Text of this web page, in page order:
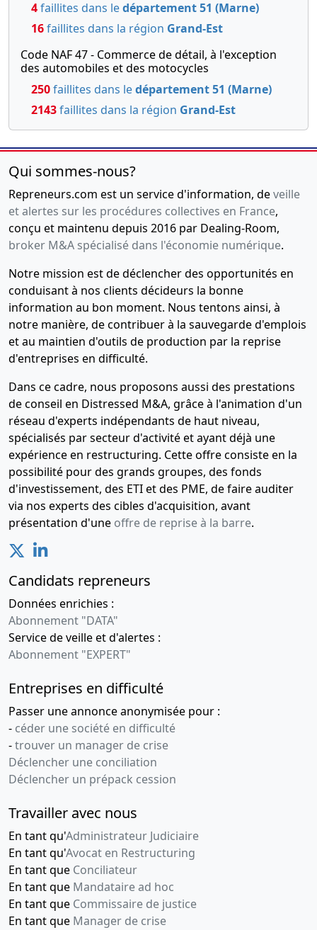
19-06-2007
Acte sous seing privé,
Divers
DONATION) , PROCES
VERBAL D'ASSEMBLEE
GENERALE EXTRAORDINAIRE
CO-GERANT(S) agrément
cession de parts sociales
modification statutaire
Céline , STATUTS A JOUR
05/06/2007
11-10-2006 Divers
PROCES VERBAL
D'ASSEMBLEE GENERALE
01/06/2006 TRANSFERT DU
SIEGE SOCIAL ANC.SIEGE : 35
AVE GERARD YVON 41100
VENDOME NOUVEAU SIEGE :
31AVE DU 29 AOUT 1944
51430 TINQUEUX ,
STATUTAIRE(S) ANC.SIEGE :
35 AVE GERARD YVON 41100
VENDOME NOUVEAU SIEGE :
31AVE DU 29 AOUT 1944
51430 TINQUEUX , LISTE DES
SIEGES SOCIAUX
ANTERIEURS 29/05/2006 ,
STATUTS A JOUR 01/06/2006 .
22-04-2005
Divers
20-08-2004
20-08-2004
06-02-2002
Divers
29-06-1999
Divers
4faillites dans ledépartement 51 (Marne)
16faillites dans la région Grand-Est
Code NAF 47 - Commerce de détail, à l'exception
des automobiles et des motocycles
250faillites dans ledépartement 51 (Marne)
2143faillites dans la région Grand-Est
Qui sommes-nous?
Repreneurs.com est un service d'information, deveille
et alertes sur les procédures collectives en France,
conçu et maintenu depuis 2016 par Dealing-Room,
broker M&A spécialisé dans l'économie numérique.
Notre mission est de déclencher des opportunités en
conduisant à nos clients décideurs la bonne
information au bon moment. Nous tentons ainsi, à
notre manière, de contribuer à la sauvegarde d'emplois
et au maintien d'outils de production par la reprise
d'entreprises en difficulté.
Dans ce cadre, nous proposons aussi des prestations
de conseil en Distressed M&A, grâce à l'animation d'un
réseau d'experts indépendants de haut niveau,
spécialisés par secteur d'activité et ayant déjà une
expérience en restructuring. Cette offre consiste en la
possibilité pour des grands groupes, des fonds
d'investissement, des ETI et des PME, de faire auditer
via nos experts des cibles d'acquisition, avant
présentation d'une offre de reprise à la barre.
Candidats repreneurs
Données enrichies :
Abonnement "DATA"
Service de veille et d'alertes :
Abonnement "EXPERT"
Entreprises en difficulté
Passer une annonce anonymisée pour :
- céder une société en difficulté
-trouver un manager de crise
Déclencher une conciliation
Déclencher un prépack cession
Travailler avec nous
En tant qu'Administrateur Judiciaire
En tant qu'Avocat en Restructuring
En tant que Conciliateur
En tant que Mandataire ad hoc
En tant que Commissaire de justice
En tant que Manager de crise